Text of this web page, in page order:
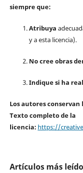
siempre que:
Atribuya
y a esta licencia).
No cree obras
Indique si ha
Los autores
Texto completo de la
licencia: https://
Artículos más